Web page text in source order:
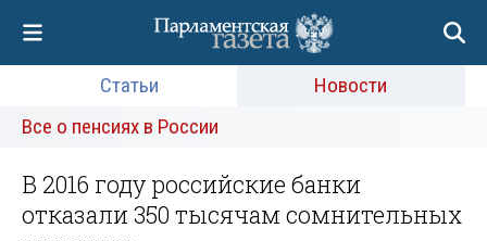
Статьи
Новости
Все о пенсиях в России
В 2016 году российские банки
отказали 350 тысячам сомнительных